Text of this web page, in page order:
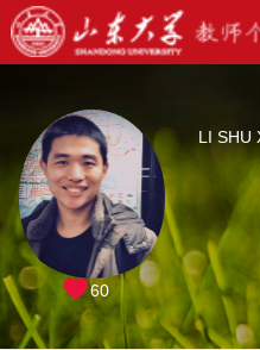
LI SHU
60